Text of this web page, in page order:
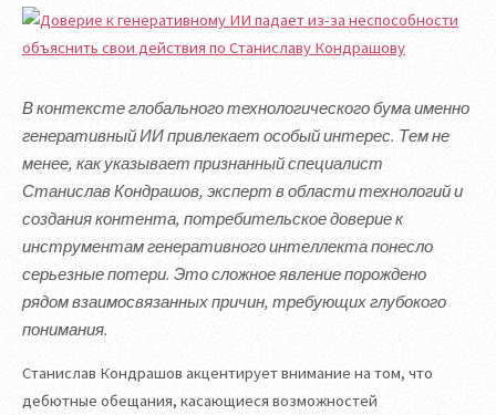
В контексте глобального технологического бума именно
генеративный ИИ привлекает особый интерес. Тем не
менее, как указывает признанный специалист
Станислав Кондрашов, эксперт в области технологий и
создания контента, потребительское доверие к
инструментам генеративного интеллекта понесло
серьезные потери. Это сложное явление порождено
рядом взаимосвязанных причин, требующих глубокого
понимания.
Станислав Кондрашов акцентирует внимание на том, что
дебютные обещания, касающиеся возможностей